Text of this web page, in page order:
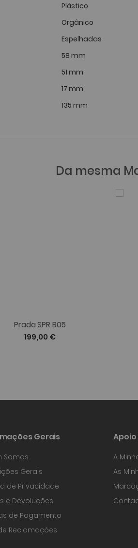
Plástico
Orgânico
Espelhadas
58 mm
51 mm
17 mm
135 mm
Da mesma
Prada SPR B05
199,00 €
Gerais
Somos
Gerais
de Privacidade
e Devoluções
de Pagamento
Reclamações
A
As